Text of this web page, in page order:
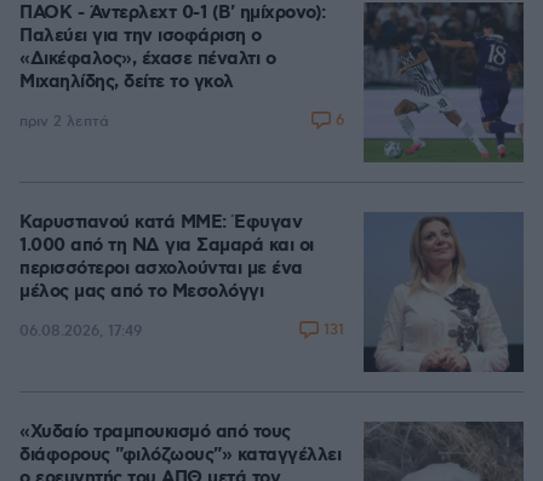
ΠΑΟΚ - Άντερλεχτ 0-1 (Β' ημίχρονο):
Παλεύει για την ισοφάριση ο
«Δικέφαλος», έχασε πέναλτι ο
Μιχαηλίδης, δείτε το γκολ
πριν 2 λεπτά 6
Καρυστιανού κατά ΜΜΕ: Έφυγαν
1.000 από τη ΝΔ για Σαμαρά και οι
περισσότεροι ασχολούνται με ένα
μέλος μας από το Μεσολόγγι
06.08.2026, 17:49 131
«Χυδαίο τραμπουκισμό από τους
διάφορους "φιλόζωους"» καταγγέλλει